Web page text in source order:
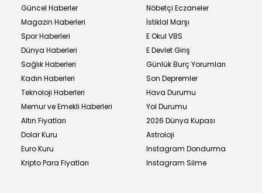
Güncel Haberler
Magazin Haberleri
Spor Haberleri
Dünya Haberleri
Sağlık Haberleri
Kadın Haberleri
Teknoloji Haberleri
Memur ve Emekli Haberleri
Altın Fiyatları
Dolar Kuru
Euro Kuru
Kripto Para Fiyatları
Nöbetçi Eczaneler
İstiklal Marşı
E Okul VBS
E Devlet Giriş
Günlük Burç Yorumları
Son Depremler
Hava Durumu
Yol Durumu
2026 Dünya Kupası
Astroloji
Instagram Dondurma
Instagram Silme